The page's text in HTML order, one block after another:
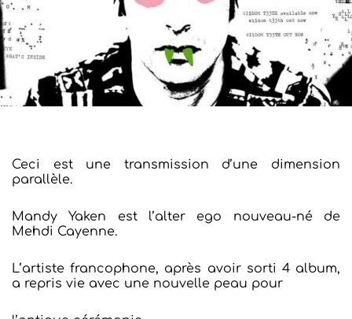
Ceci est une transmission d’une dimension
parallèle.
Mandy Yaken est l’alter ego nouveau-né de
Mehdi Cayenne.
L’artiste francophone, après avoir sorti 4 album,
a repris vie avec une nouvelle peau pour